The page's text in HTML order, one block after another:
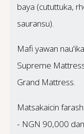
baya (cututtuka,
sauransu).
Mafi yawan
Supreme
Grand Mattress.
Matsakaicin
- NGN 90,000